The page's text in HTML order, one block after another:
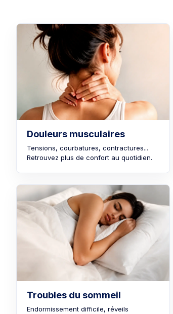
Douleurs musculaires
Tensions, courbatures, contractures...
Retrouvez plus de confort au quotidien.
Troubles du sommeil
Endormissement difficile, réveils